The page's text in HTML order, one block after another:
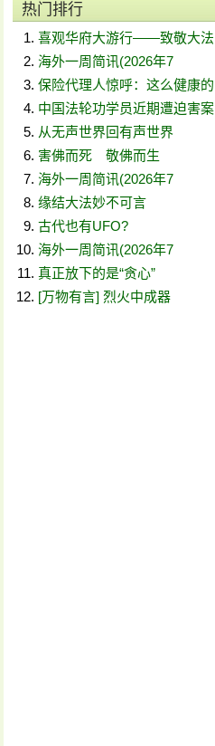
热门排行
喜观华府大游行——致敬大法
海外一周简讯(2026年7
保险代理人惊呼：这么健康的
中国法轮功学员近期遭迫害案
从无声世界回有声世界
害佛而死 敬佛而生
海外一周简讯(2026年7
缘结大法妙不可言
古代也有UFO?
海外一周简讯(2026年7
真正放下的是“贪心”
[万物有言] 烈火中成器